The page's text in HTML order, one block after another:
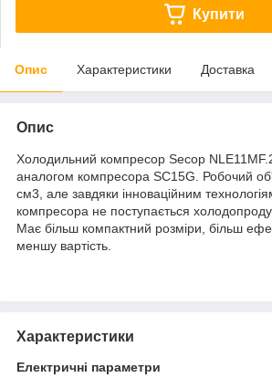
Купити
Опис Характеристики Доставка
Опис
Холодильний компресор Secop
аналогом компресора SC15G. Робочий
см3, але завдяки інноваційним
компресора не поступається
Має більш компактний розміри, більш
меншу вартість.
Характеристики
Електричні параметри